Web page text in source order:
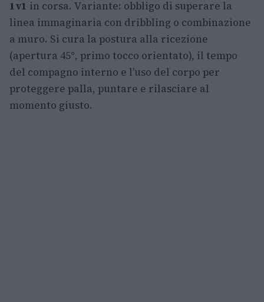
1v1 in corsa. Variante: obbligo di superare la
linea immaginaria con dribbling o combinazione
a muro. Si cura la postura alla ricezione
(apertura 45°, primo tocco orientato), il tempo
del compagno interno e l’uso del corpo per
proteggere palla, puntare e rilasciare al
momento giusto.